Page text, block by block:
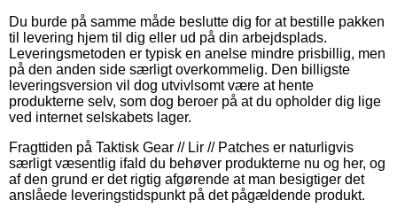
Du burde på samme måde beslutte dig for at bestille pakken
til levering hjem til dig eller ud på din arbejdsplads.
Leveringsmetoden er typisk en anelse mindre prisbillig, men
på den anden side særligt overkommelig. Den billigste
leveringsversion vil dog utvivlsomt være at hente
produkterne selv, som dog beroer på at du opholder dig lige
ved internet selskabets lager.
Fragttiden på Taktisk Gear // Lir // Patches er naturligvis
særligt væsentlig ifald du behøver produkterne nu og her, og
af den grund er det rigtig afgørende at man besigtiger det
anslåede leveringstidspunkt på det pågældende produkt.